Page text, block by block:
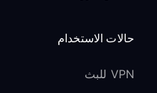
حالات الاستخدام
VPN للبث